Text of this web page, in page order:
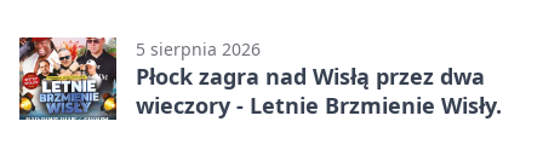
5 sierpnia 2026
Płock zagra nad Wisłą przez dwa
wieczory - Letnie Brzmienie Wisły.